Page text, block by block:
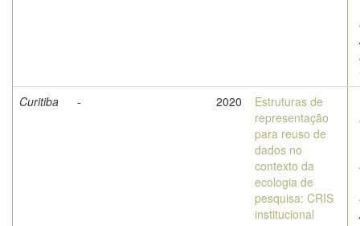
Curitiba
- 2020
Estruturas de
representação
para reuso de
dados no
contexto da
ecologia de
pesquisa: CRIS
institucional